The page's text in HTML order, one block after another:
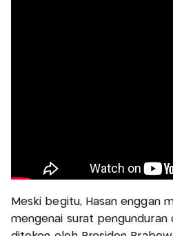
Meski begitu, Hasan enggan
mengenai surat pengunduran